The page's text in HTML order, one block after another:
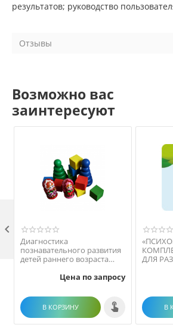
результатов; руководство
Отзывы
Возможно вас
заинтересуют
Диагностика
познавательного развития
детей раннего возраста
Стребелевой)Цена по запросу
В КОРЗИНУ
ДЛЯ
В
